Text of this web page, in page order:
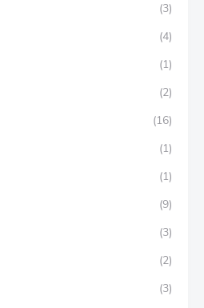
(3)
(4)
(1)
(2)
(16)
(1)
(1)
(9)
(3)
(2)
(3)